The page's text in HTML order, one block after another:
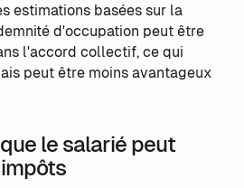
estimations basées sur la
d'occupation peut être
l'accord collectif, ce qui
peut être moins avantageux
le salarié peut